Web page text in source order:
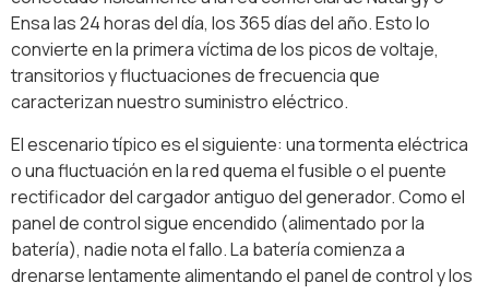
Ensa las 24 horas del día, los 365 días del año. Esto lo
convierte en la primera víctima de los picos de voltaje,
transitorios y fluctuaciones de frecuencia que
caracterizan nuestro suministro eléctrico.
El escenario típico es el siguiente: una tormenta eléctrica
o una fluctuación en la red quema el fusible o el puente
rectificador del cargador antiguo del generador. Como el
panel de control sigue encendido (alimentado por la
batería), nadie nota el fallo. La batería comienza a
drenarse lentamente alimentando el panel de control y los